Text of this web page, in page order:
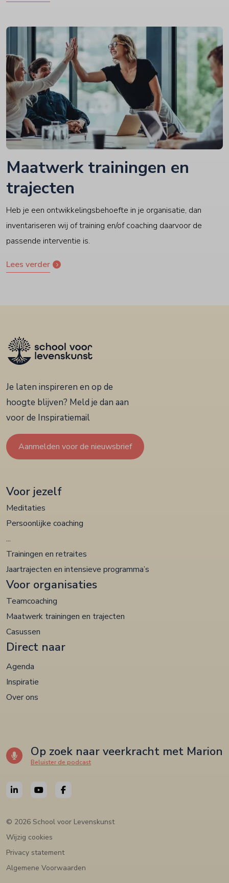
Maatwerk trainingen en
trajecten
Heb je een ontwikkelingsbehoefte in je organisatie, dan
inventariseren wij of training en/of coaching daarvoor de
passende interventie is.
Lees verder
Je laten inspireren en op de
hoogte blijven? Meld je dan aan
voor de Inspiratiemail
Aanmelden voor de nieuwsbrief
Voor jezelf
Meditaties
Persoonlijke coaching
...
Trainingen en retraites
Jaartrajecten en intensieve programma’s
Voor organisaties
Teamcoaching
Maatwerk trainingen en trajecten
Casussen
Direct naar
Agenda
Inspiratie
Over ons
Op zoek naar veerkracht met Marion
Beluister de podcast
© 2026 School voor Levenskunst
Wijzig cookies
Privacy statement
Algemene Voorwaarden